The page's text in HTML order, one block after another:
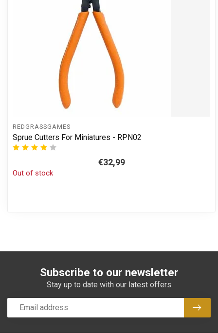
REDGRASSGAMES
Sprue Cutters For Miniatures - RPN02
€32,99
Out of stock
Subscribe to our newsletter
Stay up to date with our latest offers